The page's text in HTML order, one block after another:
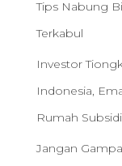
Tips Nabung
Terkabul
Investor
Indonesia,
Rumah
Jangan